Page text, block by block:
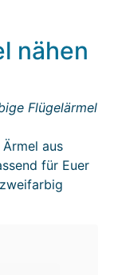
nähen
Flügelärmel
aus
für Euer